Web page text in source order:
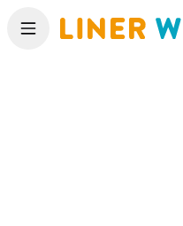
メニュー